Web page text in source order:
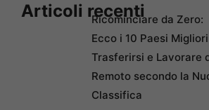
Articoli recentiRicominciare da Zero:
Ecco i 10 Paesi
Trasferirsi e Lavorare
Remoto secondo la
Classifica